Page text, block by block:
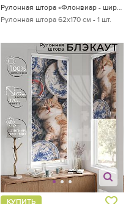
Рулонная штора «Флонвиар - ширина 62 см»
Рулонная штора 62х170 см - 1 шт.
КУПИТЬ